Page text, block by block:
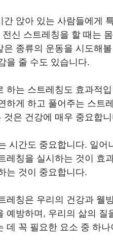
간 앉아 있는 사람들에게
신 스트레칭을 할 때는
은 종류의 운동을 시도해
을 줄 수도 있습니다.
하는 스트레칭도 효과적
하게 하고 풀어주는 스트
것은 건강에 매우 중요합
시간도 중요합니다. 일어
레칭을 실시하는 것이 효
는 것이 중요합니다.
레칭은 우리의 건강과 웰
예방하며, 우리의 삶의
데 꼭 필요한 요소 중 하